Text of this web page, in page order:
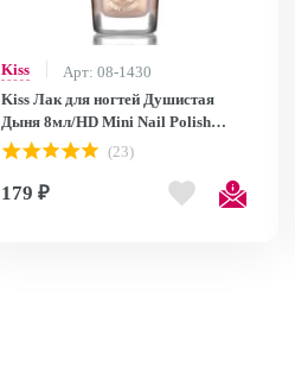
Kiss
Арт: 08-1430
Kiss Лак для ногтей Душистая
Дыня 8мл/HD Mini Nail Polish
MNP27
(23)
179 ₽